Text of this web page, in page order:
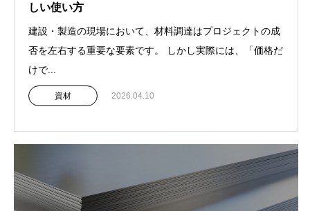
しい使い方
建設・製造の現場において、材料調達はプロジェクトの成
否を左右する重要な要素です。 しかし実際には、「価格だ
けで...
資材 2026.04.10